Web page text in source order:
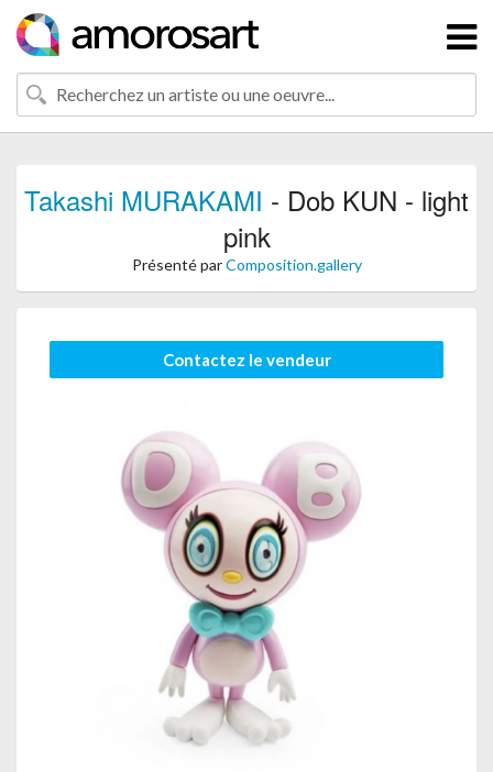
Takashi MURAKAMI - Dob KUN - light
pink
Présenté parComposition.gallery
Contactez le vendeur